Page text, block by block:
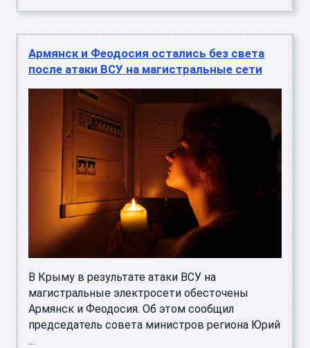
Армянск и Феодосия остались без света
после атаки ВСУ на магистральные сети
В Крыму в результате атаки ВСУ на
магистральные электросети обесточены
Армянск и Феодосия. Об этом сообщил
председатель совета министров региона Юрий
...